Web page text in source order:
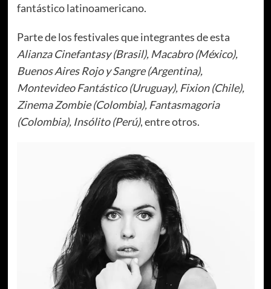
fantástico latinoamericano.
Parte de los festivales que integrantes de esta
Alianza Cinefantasy (Brasil), Macabro (México),
Buenos Aires Rojo y Sangre (Argentina),
Montevideo Fantástico (Uruguay), Fixion (Chile),
Zinema Zombie (Colombia), Fantasmagoria
(Colombia), Insólito (Perú), entre otros.